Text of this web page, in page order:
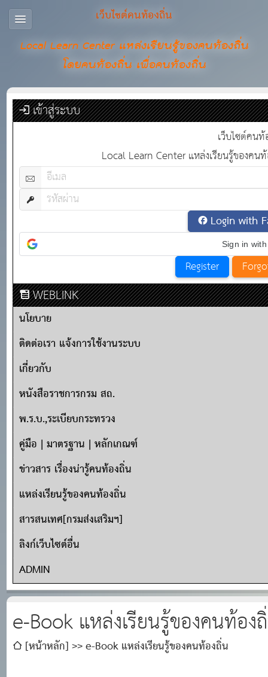
เว็บไซต์คนท้องถิ่น
Local Learn Center แหล่งเรียนรู้ของคนท้องถิ่น
โดยคนท้องถิ่น เพื่อคนท้องถิ่น
เข้าสู่ระบบ
เว็บไซต์คน
Local Learn Center แหล่งเรียนรู้ของค
Login with
Sign in
WEBLINK
นโยบาย
ติดต่อเรา แจ้งการใช้งานระบบ
เกี่ยวกับ
หนังสือราชการกรม สถ.
พ.ร.บ.,ระเบียบกระทรวง
คู่มือ | มาตรฐาน | หลักเกณฑ์
ข่าวสาร เรื่องน่ารู้คนท้องถิ่น
แหล่งเรียนรู้ของคนท้องถิ่น
สารสนเทศ[กรมส่งเสริมฯ]
ลิงก์เว็บไซต์อื่น
ADMIN
e-Book แหล่งเรียนรู้ของคนท้อง
[หน้าหลัก] e-Book แหล่งเรียนรู้ของคนท้องถิ่น